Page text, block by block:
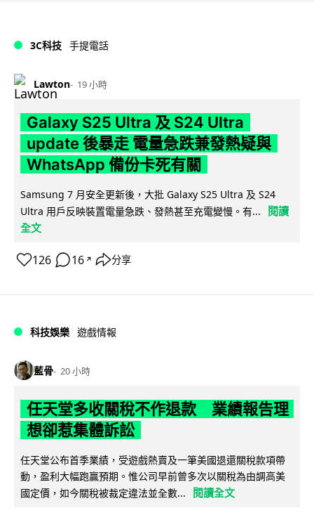
3C科技 手提電話
Lawton 19 小時
Galaxy S25 Ultra 及 S24 Ultra
update 後暴走 電量急跌兼發熱疑與
WhatsApp 備份卡死有關
Samsung 7 月安全更新後，大批 Galaxy S25 Ultra 及 S24
Ultra 用戶反映裝置電量急跌、發熱甚至充電變慢。有...
閱讀
全文
126 16 ↗ 分享
科技娛樂 遊戲情報
藍骨 20 小時
任天堂多收關稅不作退款 業績報告理
想卻惹集體訴訟
任天堂公布首季業績，受遊戲熱賣及一筆美國退還關稅款項帶
動，盈利大幅跑贏預期。惟公司早前曾多次以關稅為由調高美
國定價，如今關稅被裁定違法並全數...
閱讀全文